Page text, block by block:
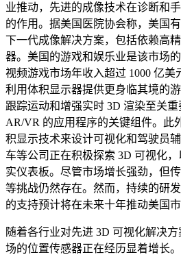
业推动，先进的成像技术在诊断和
的作用。据美国医院协会称，美国
下一代成像解决方案，包括依赖高
器。美国的游戏和娱乐业是该市场
视频游戏市场年收入超过 1000 亿
利用体积显示器提供更身临其境的
跟踪运动和增强实时 3D 渲染至关
AR/VR 的应用程序的关键组件。此
积显示技术来设计可视化和驾驶员
车等公司正在积极探索 3D 可视化
实仪表板。尽管市场增长强劲，但
等挑战仍然存在。然而，持续的研
的支持预计将在未来十年推动美国
随着各行业对先进 3D 可视化解决
场的位置传感器正在经历显着增长